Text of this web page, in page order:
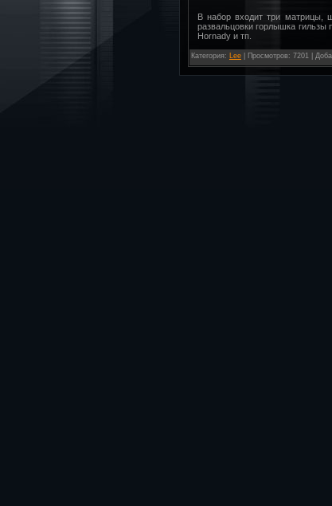
В набор входит три матрицы,
развальцовки горлышка гильзы
Hornady и тп.
Категория: Lee Просмотров: 7201 |